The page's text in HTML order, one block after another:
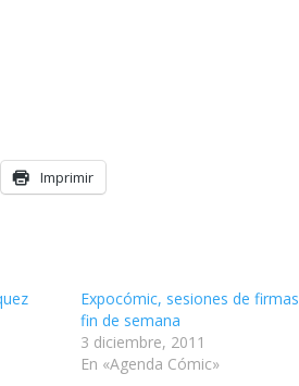
Imprimir
Expocómic, sesiones de firmas
fin de semana
3 diciembre, 2011
En «Agenda Cómic»